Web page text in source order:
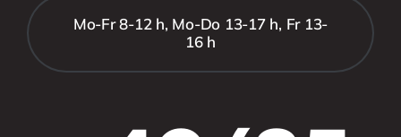
Mo-Fr 8-12 h, Mo-Do 13-17 h, Fr 13-
16 h